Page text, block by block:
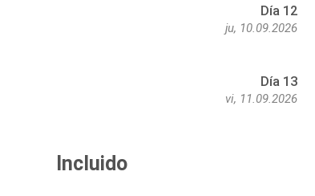
Día 12
ju, 10.09.2026
Día 13
vi, 11.09.2026
Incluido